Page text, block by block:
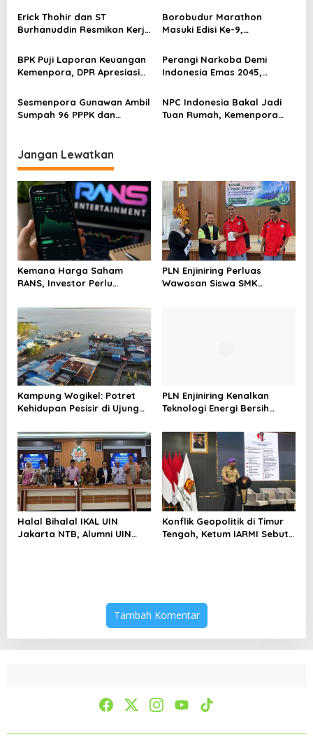
o
2025 untuk Ekonomi
Nasional
Erick Thohir dan ST
Burhanuddin Resmikan Kerja
Program Pemuda dan
Olahraga
Borobudur Marathon
Masuki Edisi Ke-9,
Kolaborasi
BPK Puji Laporan Keuangan
Kemenpora, DPR Apresiasi
Perangi Narkoba Demi
Indonesia Emas 2045,
Sesmenpora Gunawan Ambil
Sumpah 96 PPPK dan
NPC Indonesia Bakal Jadi
Tuan Rumah, Kemenpora
Jangan Lewatkan
Kemana Harga Saham
RANS, Investor Perlu
Menghindari Spekulasi
Berlebihan
PLN Enjiniring Perluas
Wawasan Siswa SMK
Kampung Wogikel: Potret
Kehidupan Pesisir di Ujung
Bertahan di Tengah
Keterbatasan
PLN Enjiniring Kenalkan
Teknologi Energi Bersih
Halal Bihalal IKAL UIN
Jakarta NTB, Alumni UIN
Konflik Geopolitik di Timur
Tengah, Ketum IARMI Sebut
Tambah Komentar